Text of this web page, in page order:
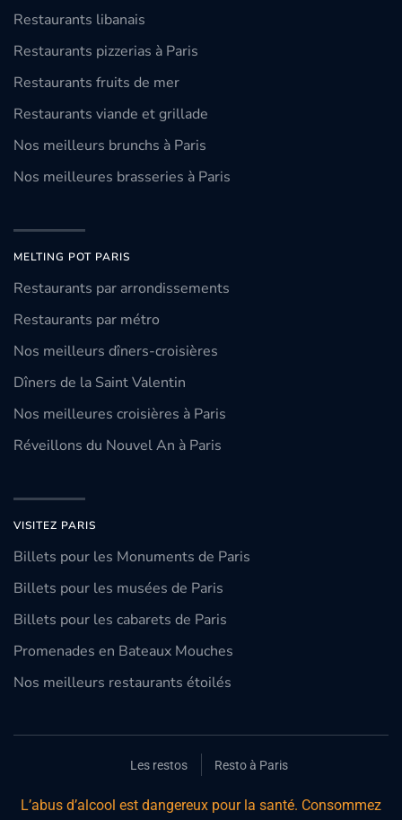
Restaurants libanais
Restaurants pizzerias à Paris
Restaurants fruits de mer
Restaurants viande et grillade
Nos meilleurs brunchs à Paris
Nos meilleures brasseries à Paris
MELTING POT PARIS
Restaurants par arrondissements
Restaurants par métro
Nos meilleurs dîners-croisières
Dîners de la Saint Valentin
Nos meilleures croisières à Paris
Réveillons du Nouvel An à Paris
VISITEZ PARIS
Billets pour les Monuments de Paris
Billets pour les musées de Paris
Billets pour les cabarets de Paris
Promenades en Bateaux Mouches
Nos meilleurs restaurants étoilés
Les restos Resto à Paris
L’abus d’alcool est dangereux pour la santé. Consommez